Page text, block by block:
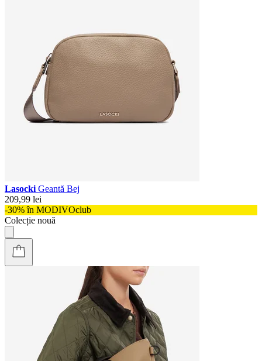
Lasocki Geantă Bej
209,99 lei
-30% în MODIVOclub
Colecție nouă